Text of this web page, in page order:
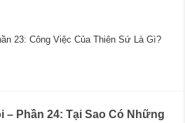
23: Công Việc Của Thiên Sứ Là Gì?
– Phần 24: Tại Sao Có Những